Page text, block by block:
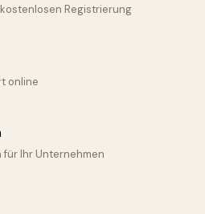
Registrierung
online
für Ihr Unternehmen